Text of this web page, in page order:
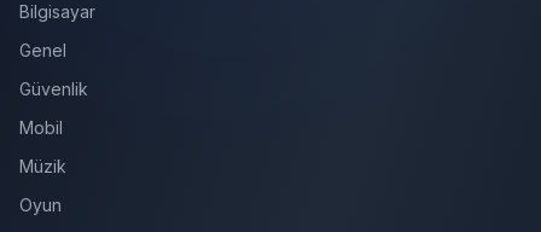
Bilgisayar
Genel
Güvenlik
Mobil
Müzik
Oyun